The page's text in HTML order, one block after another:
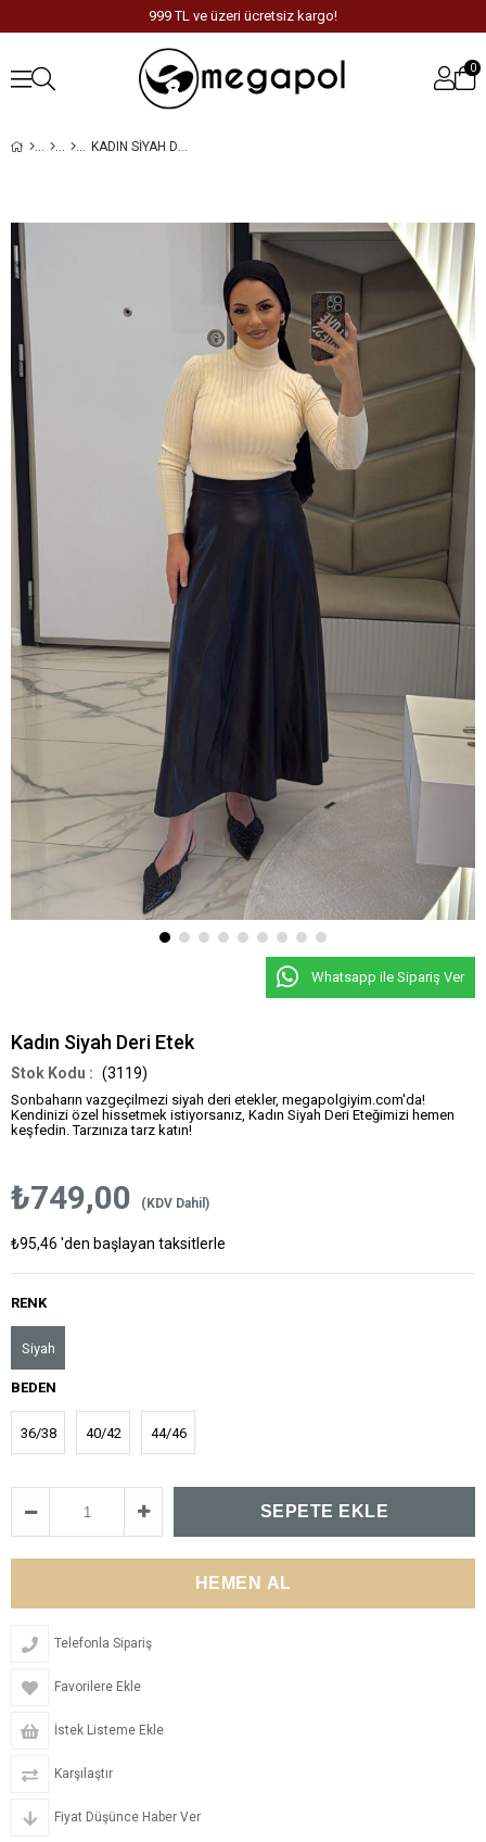
999 TL ve üzeri ücretsiz kargo!
0
KADIN SIYAH DERI ETEK
Whatsapp ile Sipariş Ver
Kadın Siyah Deri Etek
(3119)
Sonbaharın vazgeçilmezi siyah deri etekler, megapolgiyim.com'da!
Kendinizi özel hissetmek istiyorsanız, Kadın Siyah Deri Eteğimizi hemen
keşfedin. Tarzınıza tarz katın!
₺749,00 (KDV Dahil)
₺95,46 'den başlayan taksitlerle
RENK
Siyah
BEDEN
36/38 40/42 44/46
Telefonla Sipariş
Favorilere Ekle
İstek Listeme Ekle
Karşılaştır
Fiyat Düşünce Haber Ver